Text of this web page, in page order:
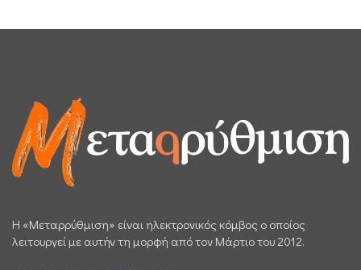
H «Μεταρρύθμιση» είναι ηλεκτρονικός κόμβος ο οποίος
λειτουργεί με αυτήν τη μορφή από τον Μάρτιο του 2012.